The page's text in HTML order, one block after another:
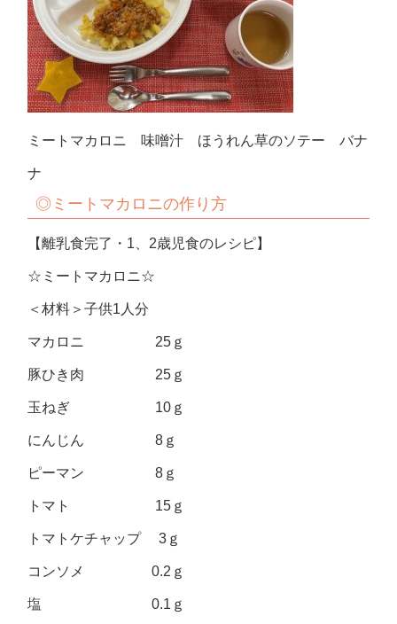
ミートマカロニ 味噌汁 ほうれん草のソテー バナ
ナ
◎ミートマカロニの作り方
【離乳食完了・1、2歳児食のレシピ】
☆ミートマカロニ☆
＜材料＞子供1人分
マカロニ 25ｇ
豚ひき肉 25ｇ
玉ねぎ 10ｇ
にんじん 8ｇ
ピーマン 8ｇ
トマト 15ｇ
トマトケチャップ 3ｇ
コンソメ 0.2ｇ
塩 0.1ｇ